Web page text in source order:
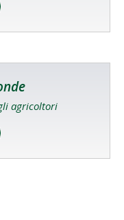
agricoltori